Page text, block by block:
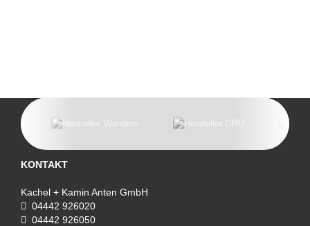
KONTAKT
Kachel + Kamin Anten GmbH
04442 926020
04442 926050